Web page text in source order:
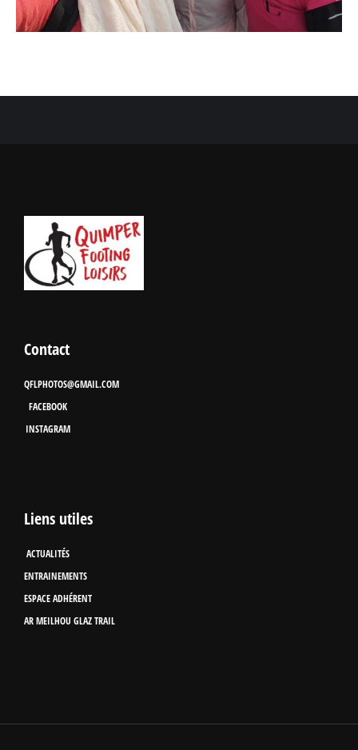
Contact
QFLPHOTOS@GMAIL.COM
FACEBOOK
INSTAGRAM
Liens utiles
ACTUALITÉS
ENTRAINEMENTS
ESPACE ADHÉRENT
AR MEILHOU GLAZ TRAIL